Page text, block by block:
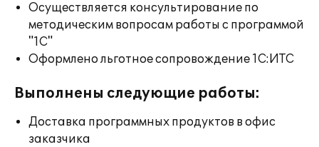
Осуществляется консультирование по
методическим вопросам работы с программой
"1С"
Оформлено льготное сопровождение 1С:ИТС
Выполнены следующие работы:
Доставка программных продуктов в офис
заказчика